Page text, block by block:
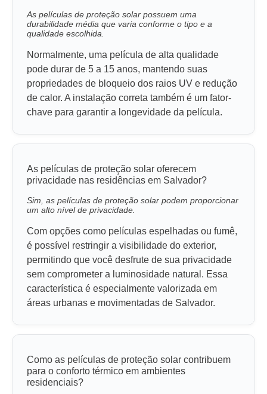
As películas de proteção solar possuem uma
durabilidade média que varia conforme o tipo e a
qualidade escolhida.
Normalmente, uma película de alta qualidade
pode durar de 5 a 15 anos, mantendo suas
propriedades de bloqueio dos raios UV e redução
de calor. A instalação correta também é um fator-
chave para garantir a longevidade da película.
As películas de proteção solar oferecem
privacidade nas residências em Salvador?
Sim, as películas de proteção solar podem proporcionar
um alto nível de privacidade.
Com opções como películas espelhadas ou fumê,
é possível restringir a visibilidade do exterior,
permitindo que você desfrute de sua privacidade
sem comprometer a luminosidade natural. Essa
característica é especialmente valorizada em
áreas urbanas e movimentadas de Salvador.
Como as películas de proteção solar contribuem
para o conforto térmico em ambientes
residenciais?